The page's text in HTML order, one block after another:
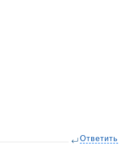
Ответить